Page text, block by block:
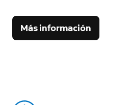
Más información